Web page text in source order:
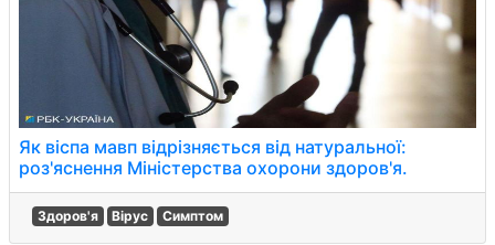
Як віспа мавп відрізняється від натуральної:
роз'яснення Міністерства охорони здоров'я.
Здоров'я Вірус Симптом